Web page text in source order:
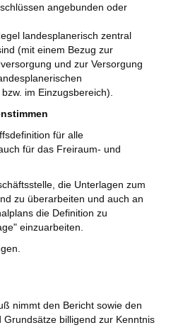
angebunden oder
landesplanerisch zentral
(mit einem Bezug zur
und zur Versorgung
im Einzugsbereich).
für alle
für das Freiraum- und
die Unterlagen zum
zu überarbeiten und auch an
die Definition zu
einzuarbeiten.
nimmt den Bericht sowie den
Grundsätze billigend zur Kenntnis